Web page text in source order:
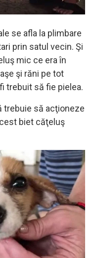
se afla la plimbare
prin satul vecin. Şi
mic ce era în
şi răni pe tot
trebuit să fie pielea.
trebuie să acţioneze
biet căţeluş